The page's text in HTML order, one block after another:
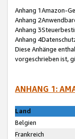
Anhang 1Amazon-
Anhang
Anhang
Anhang
Diese Anhänge
vorgeschrieben ist,
ANHANG 1:
Land
Belgien
Frankreich